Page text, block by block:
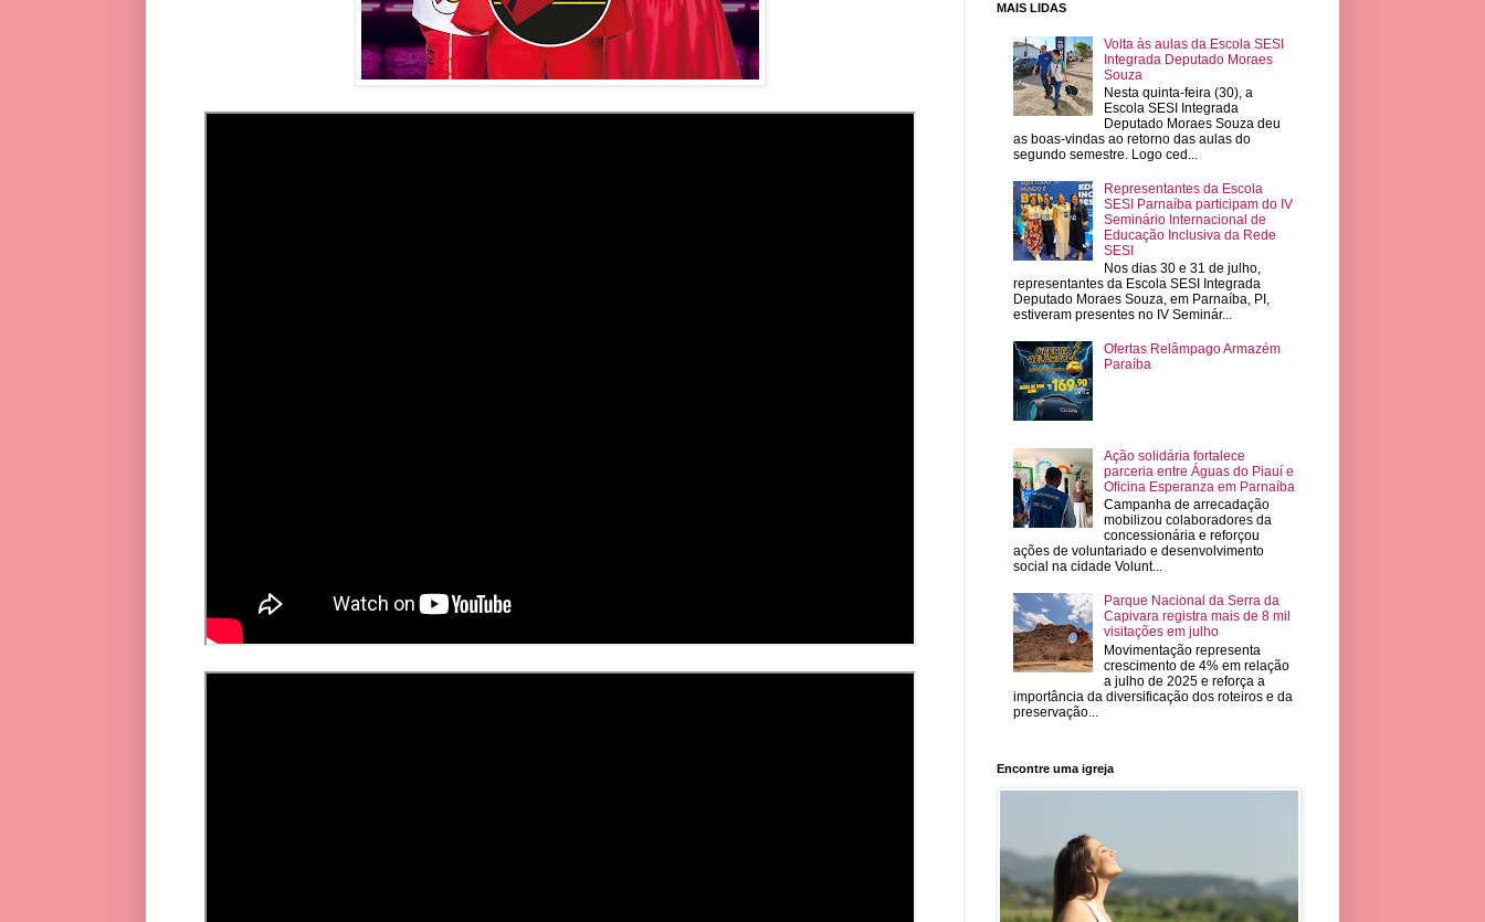
MAIS LIDAS
Volta às aulas da Escola SESI
Integrada Deputado Moraes
Souza
Nesta quinta-feira (30), a
Escola SESI Integrada
Deputado Moraes Souza deu
as boas-vindas ao retorno das aulas do
segundo semestre. Logo ced...
Representantes da Escola
SESI Parnaíba participam do IV
Seminário Internacional de
Educação Inclusiva da Rede
SESI
Nos dias 30 e 31 de julho,
representantes da Escola SESI Integrada
Deputado Moraes Souza, em Parnaíba, PI,
estiveram presentes no IV Seminár...
Ofertas Relâmpago Armazém
Paraíba
Ação solidária fortalece
parceria entre Águas do Piauí e
Oficina Esperanza em Parnaíba
Campanha de arrecadação
mobilizou colaboradores da
concessionária e reforçou
ações de voluntariado e desenvolvimento
social na cidade Volunt...
Parque Nacional da Serra da
Capivara registra mais de 8 mil
visitações em julho
Movimentação representa
crescimento de 4% em relação
a julho de 2025 e reforça a
importância da diversificação dos roteiros e da
preservação...
Encontre uma igreja